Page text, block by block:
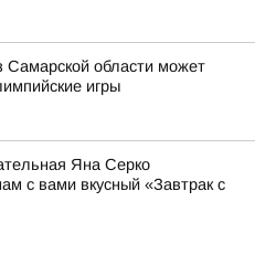
Самарской области может
игры
Яна Серко
с вами вкусный «Завтрак с